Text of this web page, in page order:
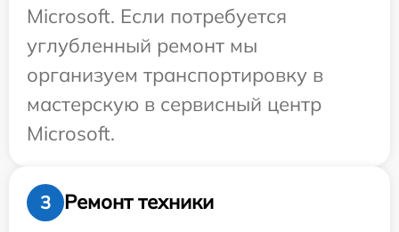
Microsoft. Если потребуется
углубленный ремонт мы
организуем транспортировку в
мастерскую в сервисный центр
Microsoft.
3
Ремонт техники